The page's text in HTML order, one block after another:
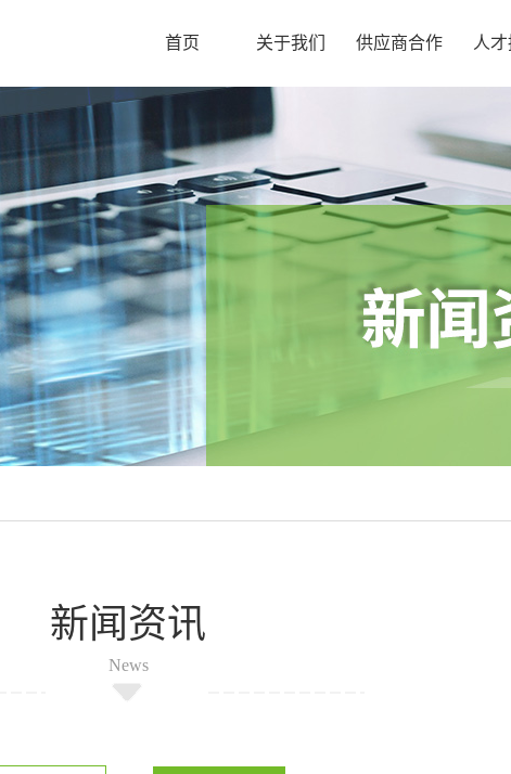
首页 关于我们 供应商合作 人
新闻资讯
News